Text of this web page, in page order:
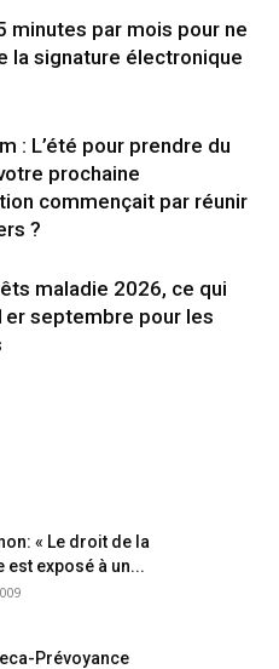
minutes par mois pour ne
la signature électronique
: L’été pour prendre du
prochaine
commençait par réunir
?
maladie 2026, ce qui
septembre pour les
« Le droit de la
exposé à un...
Prévoyance